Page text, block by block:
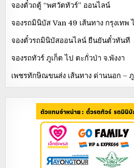
จองตั๋วถตู้ “พศวัตทัวร์” ออนไลน์
จองรถมินิบัส Van 49 เส้นทาง กรุงเทพ
จองตั๋วรถมินิบัสออนไลน์ ยืนยันตั๋วทันที
จองรถทัวร์ ภูเก็ต ไป ตะกั่วป่า จ.พังงา
เพชรทักษิณขนส่ง เส้นทาง ด่านนอก – ภู